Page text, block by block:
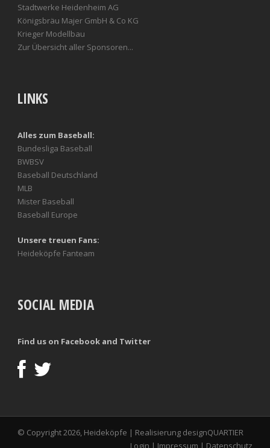
Stadtwerke Heidenheim AG
Königsbräu Majer GmbH & Co KG
Krieger Modellbau
Zur Übersicht aller Sponsoren...
LINKS
Alles zum Baseball:
Bundesliga Baseball
BWBSV
Baseball Deutschland
MLB
Mister Baseball
Baseball Europe
Unsere treuen Fans:
Heideköpfe Fanteam
SOCIAL MEDIA
Find us on Facebook and Twitter
© Copyright 2026, Heideköpfe | Realisierung designQUARTIER
Login | Impressum | Datenschutz